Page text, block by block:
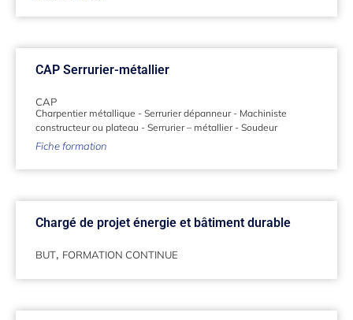
CAP Serrurier-métallier
CAP
Charpentier métallique - Serrurier dépanneur- Machiniste
constructeur ou plateau - Serrurier – métallier- Soudeur
Fiche formation
Chargé de projet énergie et bâtiment durable
BUT, FORMATION CONTINUE